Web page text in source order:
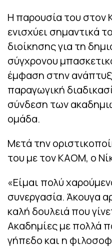
Η παρουσία του στον
ενισχύει σημαντικά
διοίκησης για τη
σύγχρονου
έμφαση στην
παραγωγική
σύνδεση των
ομάδα.
Μετά την
του με τον ΚΑΟΜ, ο
«Είμαι πολύ
συνεργασία. Άκουγα
καλή δουλειά που
Ακαδημίες με πολλά
γήπεδο και η